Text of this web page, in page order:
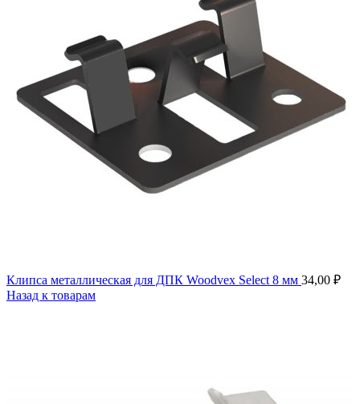
Клипса металлическая для ДПК Woodvex Select 8 мм 34,00 ₽
Назад к товарам